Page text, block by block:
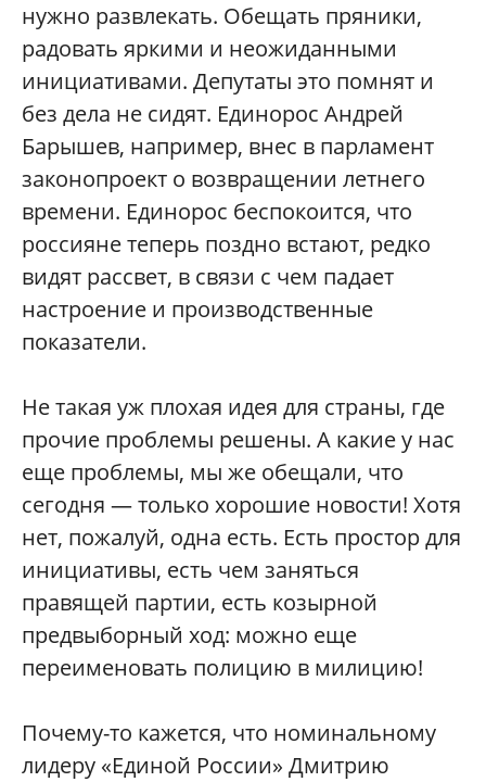
нужно развлекать. Обещать пряники,
радовать яркими и неожиданными
инициативами. Депутаты это помнят и
без дела не сидят. Единорос Андрей
Барышев, например, внес в парламент
законопроект о возвращении летнего
времени. Единорос беспокоится, что
россияне теперь поздно встают, редко
видят рассвет, в связи с чем падает
настроение и производственные
показатели.
Не такая уж плохая идея для страны, где
прочие проблемы решены. А какие у нас
еще проблемы, мы же обещали, что
сегодня — только хорошие новости! Хотя
нет, пожалуй, одна есть. Есть простор для
инициативы, есть чем заняться
правящей партии, есть козырной
предвыборный ход: можно еще
переименовать полицию в милицию!
Почему-то кажется, что номинальному
лидеру «Единой России» Дмитрию